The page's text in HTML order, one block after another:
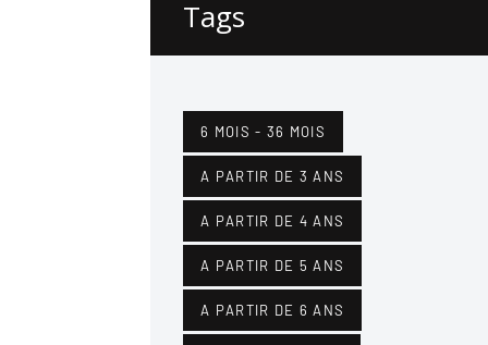
Tags
6 MOIS - 36 MOIS
A PARTIR DE 3 ANS
A PARTIR DE 4 ANS
A PARTIR DE 5 ANS
A PARTIR DE 6 ANS